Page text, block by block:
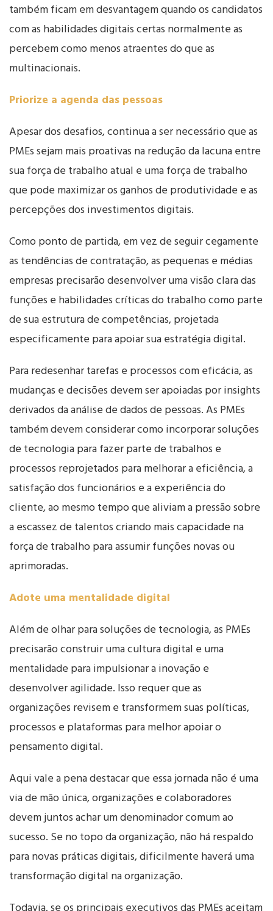
também ficam em desvantagem quando os candidatos
com as habilidades digitais certas normalmente as
percebem como menos atraentes do que as
multinacionais.
Priorize a agenda das pessoas
Apesar dos desafios, continua a ser necessário que as
PMEs sejam mais proativas na redução da lacuna entre
sua força de trabalho atual e uma força de trabalho
que pode maximizar os ganhos de produtividade e as
percepções dos investimentos digitais.
Como ponto de partida, em vez de seguir cegamente
as tendências de contratação, as pequenas e médias
empresas precisarão desenvolver uma visão clara das
funções e habilidades críticas do trabalho como parte
de sua estrutura de competências, projetada
especificamente para apoiar sua estratégia digital.
Para redesenhar tarefas e processos com eficácia, as
mudanças e decisões devem ser apoiadas por insights
derivados da análise de dados de pessoas. As PMEs
também devem considerar como incorporar soluções
de tecnologia para fazer parte de trabalhos e
processos reprojetados para melhorar a eficiência, a
satisfação dos funcionários e a experiência do
cliente, ao mesmo tempo que aliviam a pressão sobre
a escassez de talentos criando mais capacidade na
força de trabalho para assumir funções novas ou
aprimoradas.
Adote uma mentalidade digital
Além de olhar para soluções de tecnologia, as PMEs
precisarão construir uma cultura digital e uma
mentalidade para impulsionar a inovação e
desenvolver agilidade. Isso requer que as
organizações revisem e transformem suas políticas,
processos e plataformas para melhor apoiar o
pensamento digital.
Aqui vale a pena destacar que essa jornada não é uma
via de mão única, organizações e colaboradores
devem juntos achar um denominador comum ao
sucesso. Se no topo da organização, não há respaldo
para novas práticas digitais, dificilmente haverá uma
transformação digital na organização.